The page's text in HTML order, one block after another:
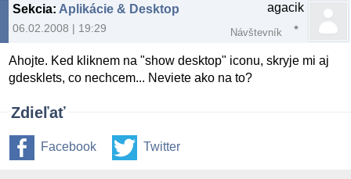
Sekcia: Aplikácie & Desktop
06.02.2008 | 19:29
agacik
Návštevník
Ahojte. Ked kliknem na "show desktop" iconu, skryje mi aj
gdesklets, co nechcem... Neviete ako na to?
Zdieľať
Facebook Twitter